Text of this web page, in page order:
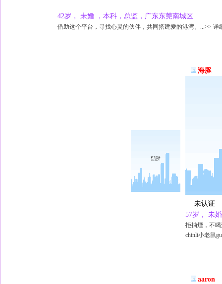
42岁， 未婚 ，本科，总监，广东东莞南城区
借助这个平台，寻找心灵的伙伴，共同搭建爱的港湾。...>> 详
海豚
未认证
57岁， 未
拒抽煙，不
chinli小老鼠
aaron